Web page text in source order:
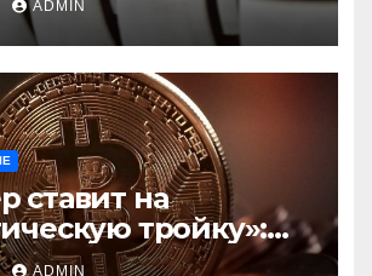
валют
ADMIN
ставит на
тройку»:
и ETH
ADMIN